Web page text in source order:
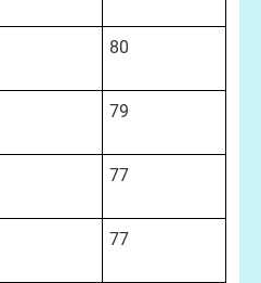
80
79
77
77